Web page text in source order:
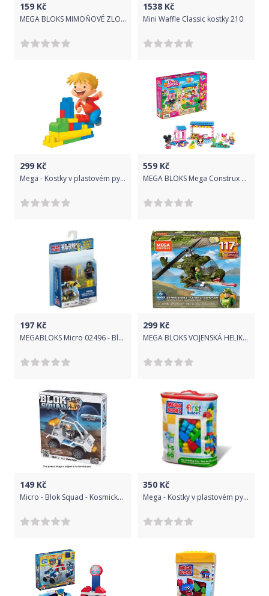
159 Kč
MEGA BLOKS MIMOŇOVÉ ZLODUCH
1538 Kč
Mini Waffle Classic kostky 210
299 Kč
Mega - Kostky v plastovém pytli, 24dílů
559 Kč
MEGA BLOKS Mega Construx Barbie Farmářský trh HDJ85
197 Kč
MEGABLOKS Micro 02496 - Blok squad - Set 6ks, Hero-pack
299 Kč
MEGA BLOKS VOJENSKÁ HELIKOPTÉRA
149 Kč
Micro - Blok Squad - Kosmické vozidlo
350 Kč
Mega - Kostky v plastovém pytli, first builder, 60dílů